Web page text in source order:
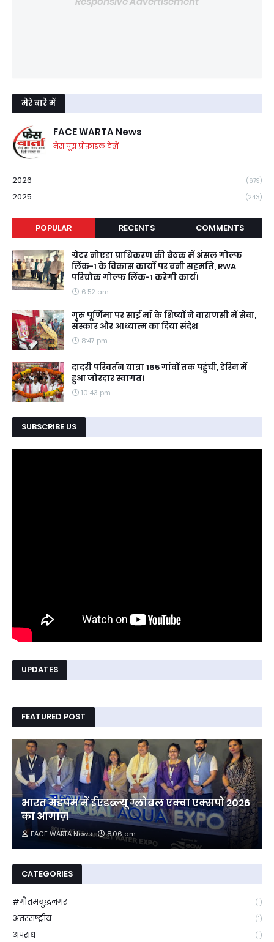
मेरे बारे में
FACE WARTA News
मेरा पूरा प्रोफ़ाइल देखें
2026 (679)
2025 (243)
POPULAR RECENTS COMMENTS
ग्रेटर नोएडा प्राधिकरण की बैठक में अंसल गोल्फ
लिंक-1 के विकास कार्यों पर बनी सहमति, RWA
परिचौक गोल्फ लिंक-1 करेगी कार्य।
6:52 am
गुरु पूर्णिमा पर साईं माँ के शिष्यों ने वाराणसी में सेवा,
संस्कार और आध्यात्म का दिया संदेश
8:47 pm
दादरी परिवर्तन यात्रा 165 गांवों तक पहुंची, डेरिन में
हुआ जोरदार स्वागत।
10:43 pm
SUBSCRIBE US
UPDATES
FEATURED POST
भारत मंडपम में ईएडब्ल्यू ग्लोबल एक्वा एक्सपो 2026
का आगाज़
FACE WARTA News 8:06 am
CATEGORIES
#गौतमबुद्धनगर (1)
अंतरराष्ट्रीय (1)
अपराध (1)